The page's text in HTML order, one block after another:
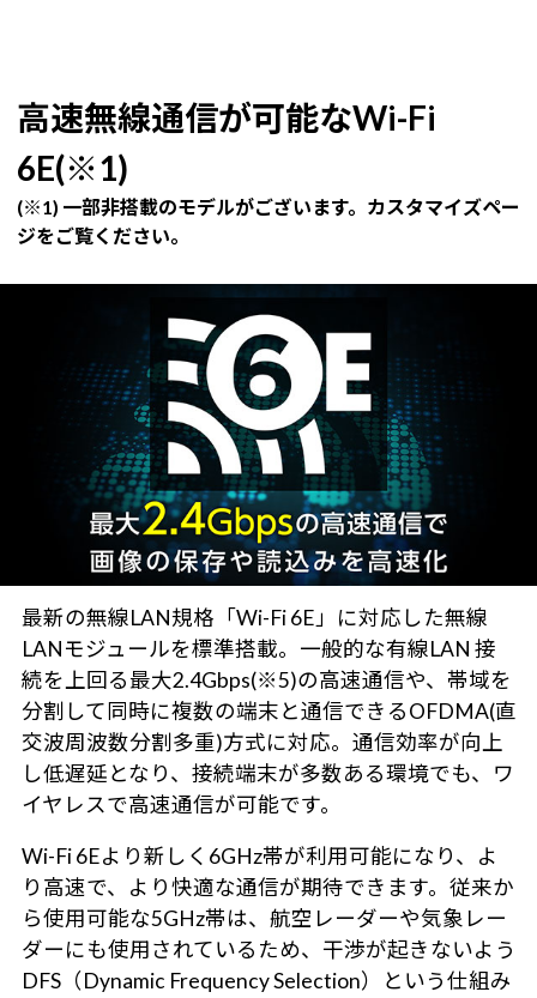
高速無線通信が可能なWi-Fi
6E(※1)
(※1) 一部非搭載のモデルがございます。カスタマイズペー
ジをご覧ください。
最新の無線LAN規格「Wi-Fi 6E」に対応した無線
LANモジュールを標準搭載。一般的な有線LAN 接
続を上回る最大2.4Gbps(※5)の高速通信や、帯域を
分割して同時に複数の端末と通信できるOFDMA(直
交波周波数分割多重)方式に対応。通信効率が向上
し低遅延となり、接続端末が多数ある環境でも、ワ
イヤレスで高速通信が可能です。
Wi-Fi 6Eより新しく6GHz帯が利用可能になり、よ
り高速で、より快適な通信が期待できます。従来か
ら使用可能な5GHz帯は、航空レーダーや気象レー
ダーにも使用されているため、干渉が起きないよう
DFS（Dynamic Frequency Selection）という仕組み